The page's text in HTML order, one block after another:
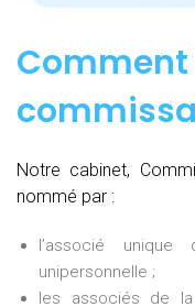
Notre cabinet,
nommé par :
l’associé
unipersonnelle ;
les associés de